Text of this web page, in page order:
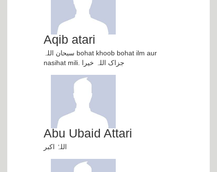
Aqib atari
سبحان اللہ bohat khoob bohat ilm aur
nasihat mili. جزاک اللہ خیرا
Abu Ubaid Attari
اللہُ اکبر